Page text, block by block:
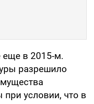
еще в 2015-м.
разрешило
при условии, что в